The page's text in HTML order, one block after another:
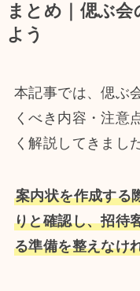
まとめ｜偲ぶ会
よう
本記事では、偲ぶ
くべき内容・注意
く解説してきまし
案内状を作成する
りと確認し、招待
る準備を整えなけ